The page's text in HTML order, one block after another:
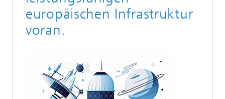
europäischen Infrastruktur
voran.